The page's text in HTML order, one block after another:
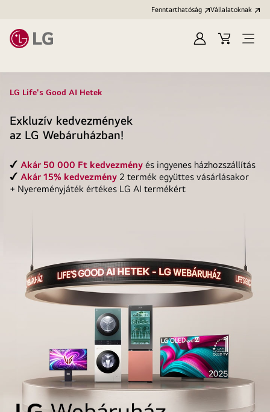
Fenntarthatóság Vállalatoknak
Bejelentkezés
KosárMenü
LG Life's Good AI Hetek
Exkluzív kedvezmények
az LG Webáruházban!
✔ Akár 50 000 Ft kedvezmény és ingyenes házhozszállítás
✔ Akár 15% kedvezmény 2 termék együttes vásárlásakor
+ Nyereményjáték értékes LG AI termékért